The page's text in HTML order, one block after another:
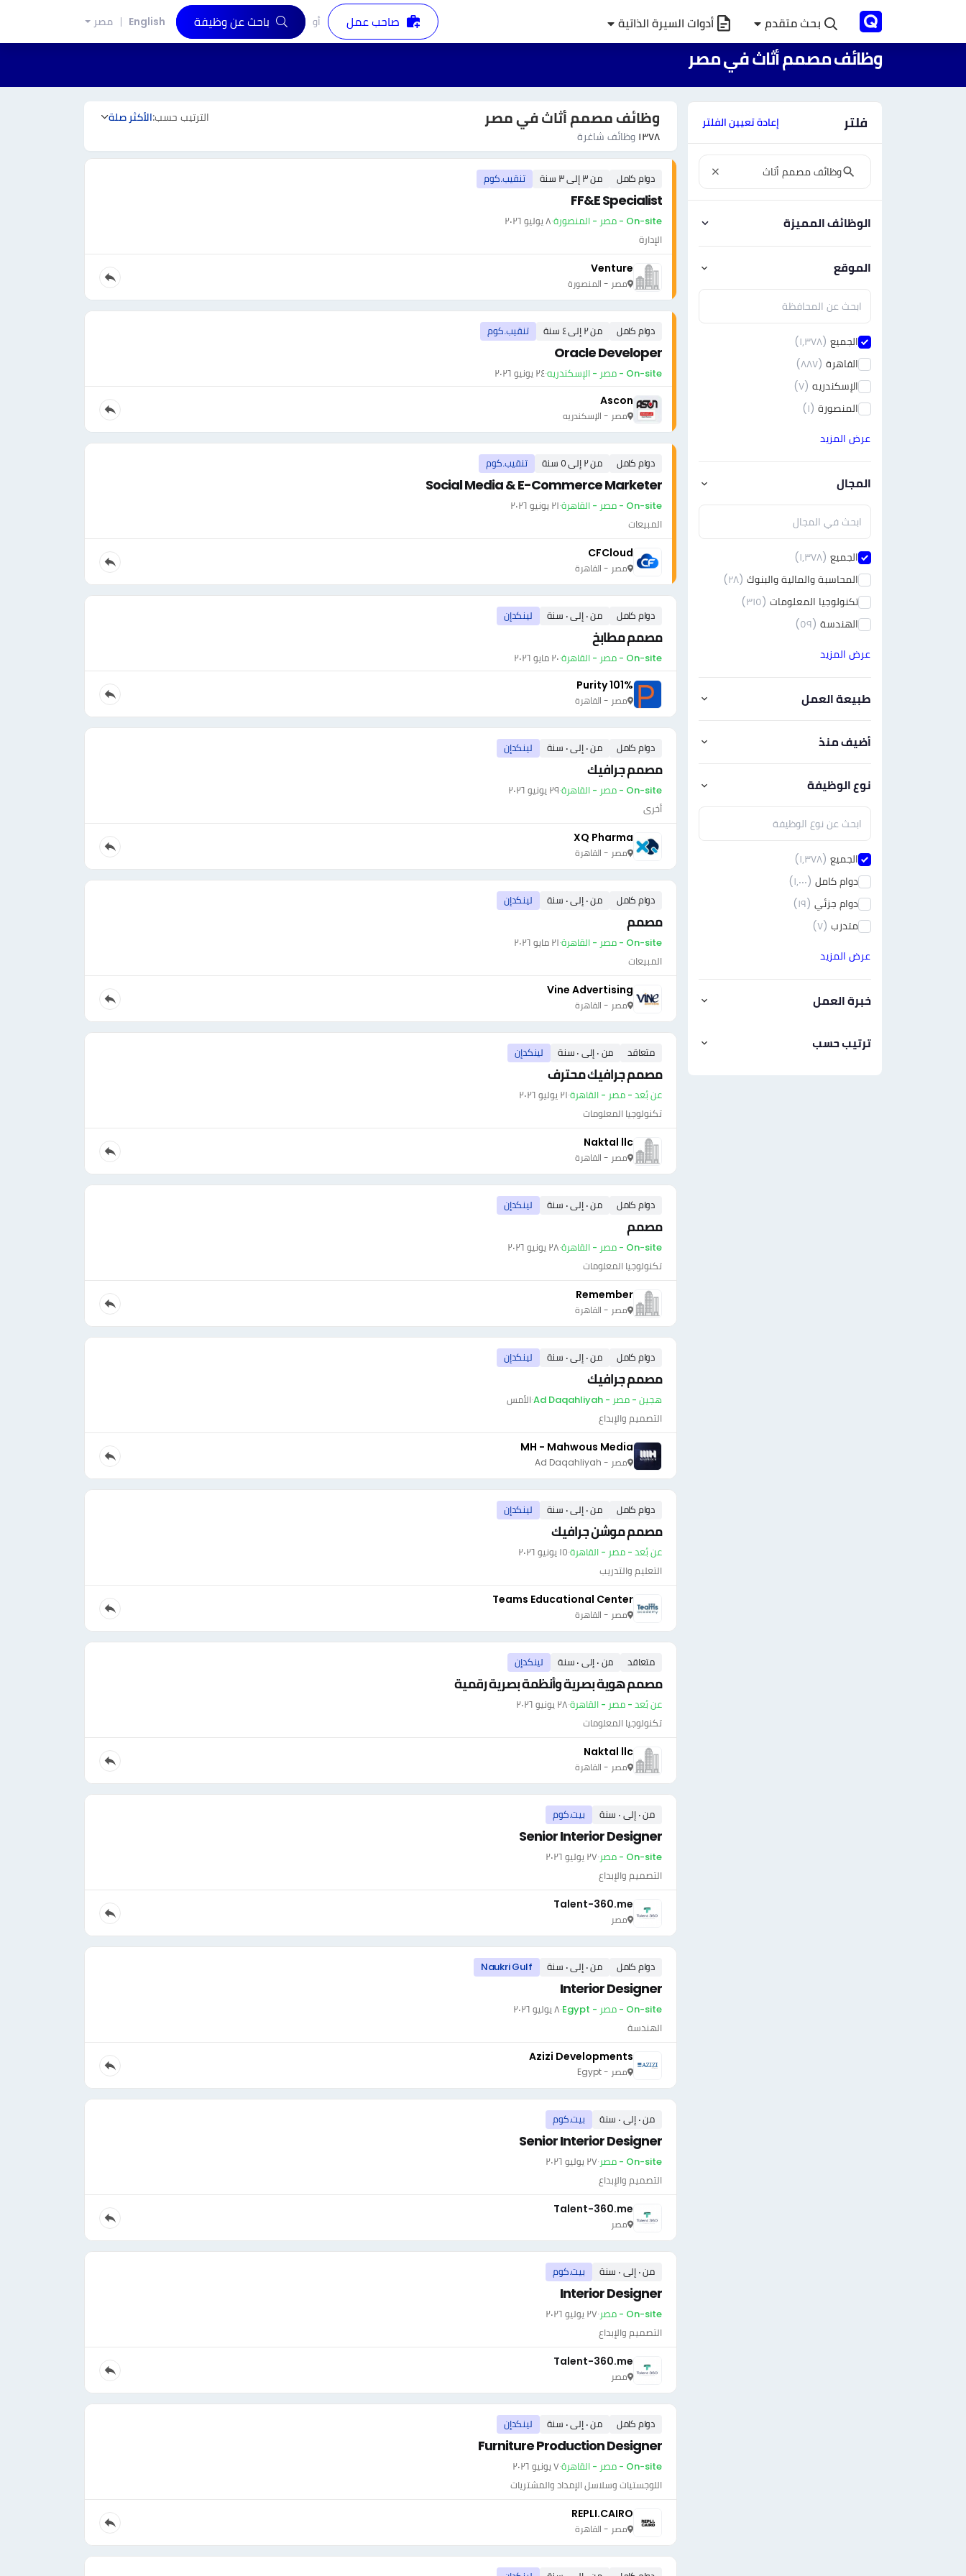
بحث متقدم أدوات السيرة الذاتية صاحب عمل أو باحث عن وظيفة English مصر
وظائف مصمم أثاث في مصر
فلتر إعادة تعيين الفلتر
الوظائف المميزة
الموقع
الجميع (١٫٣٧٨)
القاهرة (٨٨٧)
الإسكندريه (٧)
المنصورة (١)
عرض المزيد
المجال
الجميع (١٫٣٧٨)
المحاسبة والمالية والبنوك (٢٨)
تكنولوجيا المعلومات (٣١٥)
الهندسة (٥٩)
عرض المزيد
طبيعة العمل
أضيف منذ
نوع الوظيفة
الجميع (١٫٣٧٨)
دوام كامل (١٫٠٠٠)
دوام جزئي (١٩)
متدرب (٧)
عرض المزيد
خبرة العمل
ترتيب حسب
وظائف مصمم أثاث في مصر
١٣٧٨ وظائف شاغرة
الترتيب حسب:الأكثر صلة
دوام كامل من ٣ إلى ٣ سنة تنقيب.كوم
FF&E Specialist
On-site - مصر - المنصورة ·٨ يوليو ٢٠٢٦
الإدارة
Venture
مصر - المنصورة
دوام كامل من ٢ إلى ٤ سنة تنقيب.كوم
Oracle Developer
On-site - مصر - الإسكندريه ·٢٤ يونيو ٢٠٢٦
Ascon
مصر - الإسكندريه
دوام كامل من ٢ إلى ٥ سنة تنقيب.كوم
Social Media & E-Commerce Marketer
On-site - مصر - القاهرة ·٢١ يونيو ٢٠٢٦
المبيعات
CFCloud
مصر - القاهرة
دوام كامل من ٠ إلى ٠ سنة لينكدإن
مصمم مطابخ
On-site - مصر - القاهرة ·٢٠ مايو ٢٠٢٦
Purity 101%
مصر - القاهرة
دوام كامل من ٠ إلى ٠ سنة لينكدإن
مصمم جرافيك
On-site - مصر - القاهرة ·٢٩ يونيو ٢٠٢٦
أخرى
XQ Pharma
مصر - القاهرة
دوام كامل من ٠ إلى ٠ سنة لينكدإن
مصمم
On-site - مصر - القاهرة ·٢١ مايو ٢٠٢٦
المبيعات
Vine Advertising
مصر - القاهرة
متعاقد من ٠ إلى ٠ سنة لينكدإن
مصمم جرافيك محترف
عن بُعد - مصر - القاهرة·٢١ يوليو ٢٠٢٦
تكنولوجيا المعلومات
Naktal llc
مصر - القاهرة
دوام كامل من ٠ إلى ٠ سنة لينكدإن
مصمم
On-site - مصر - القاهرة ·٢٨ يونيو ٢٠٢٦
تكنولوجيا المعلومات
Remember
مصر - القاهرة
دوام كامل من ٠ إلى ٠ سنة لينكدإن
مصمم جرافيك
هجين - مصر - Ad Daqahliyah ·الأمس
التصميم والإبداع
MH - Mahwous Media
مصر - Ad Daqahliyah
دوام كامل من ٠ إلى ٠ سنة لينكدإن
مصمم موشن جرافيك
عن بُعد - مصر - القاهرة·١٥ يونيو ٢٠٢٦
التعليم والتدريب
Teams Educational Center
مصر - القاهرة
متعاقد من ٠ إلى ٠ سنة لينكدإن
مصمم هوية بصرية وأنظمة بصرية رقمية
عن بُعد - مصر - القاهرة·٢٨ يونيو ٢٠٢٦
تكنولوجيا المعلومات
Naktal llc
مصر - القاهرة
من ٠ إلى ٠ سنة بيت.كوم
Senior Interior Designer
On-site - مصر ·٢٧ يوليو ٢٠٢٦
التصميم والإبداع
Talent-360.me
مصر
دوام كامل من ٠ إلى ٠ سنة Naukri Gulf
Interior Designer
On-site - مصر - Egypt ·٨ يوليو ٢٠٢٦
الهندسة
Azizi Developments
مصر - Egypt
من ٠ إلى ٠ سنة بيت.كوم
Senior Interior Designer
On-site - مصر ·٢٧ يوليو ٢٠٢٦
التصميم والإبداع
Talent-360.me
مصر
من ٠ إلى ٠ سنة بيت.كوم
Interior Designer
On-site - مصر ·٢٧ يوليو ٢٠٢٦
التصميم والإبداع
Talent-360.me
مصر
دوام كامل من ٠ إلى ٠ سنة لينكدإن
Furniture Production Designer
On-site - مصر - القاهرة ·٧ يونيو ٢٠٢٦
اللوجستيات وسلاسل الإمداد والمشتريات
REPLI.CAIRO
مصر - القاهرة